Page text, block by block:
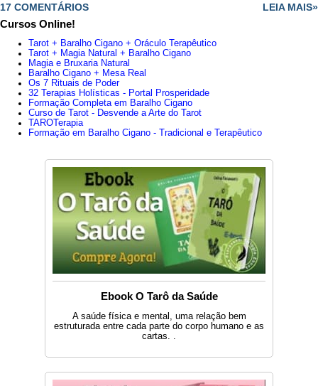
anunciam que está em uma posição privilegiada e que têm
Aconselha confiar em uma pessoa jovem, mas determinado, cheio de
ideias. - Possibilidade de colaboração entre pai e filho. -
É aconselhável confiar em uma pessoa jovem, mas determinado,
cheio de ideias; - Possibilidade de colaboração entre pai e filho.
- Reuniões, contatos, tudo está em movimento e novidade, falam de
para empreender algo. - Possível início de um relacionamento sério.
Trabalho : -Sempre em m...
17 COMENTÁRIOS
LEIA MAIS»
Cursos Online!
Tarot + Baralho Cigano + Oráculo Terapêutico
Tarot + Magia Natural + Baralho Cigano
Magia e Bruxaria Natural
Baralho Cigano + Mesa Real
Os 7 Rituais de Poder
32 Terapias Holísticas - Portal Prosperidade
Formação Completa em Baralho Cigano
Curso de Tarot - Desvende a Arte do Tarot
TAROTerapia
Formação em Baralho Cigano - Tradicional e Terapêutico
Ebook O Tarô da Saúde
A saúde física e mental, uma relação bem
estruturada entre cada parte do corpo humano e as
cartas. .